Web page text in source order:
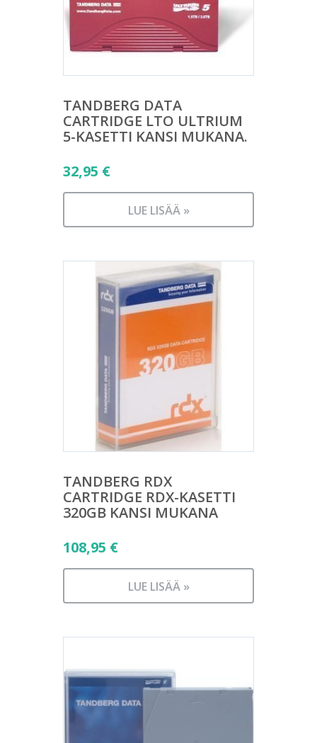
TANDBERG DATA
CARTRIDGE LTO ULTRIUM
5-KASETTI KANSI MUKANA.
32,95 €
LUE LISÄÄ »
TANDBERG RDX
CARTRIDGE RDX-KASETTI
320GB KANSI MUKANA
108,95 €
LUE LISÄÄ »